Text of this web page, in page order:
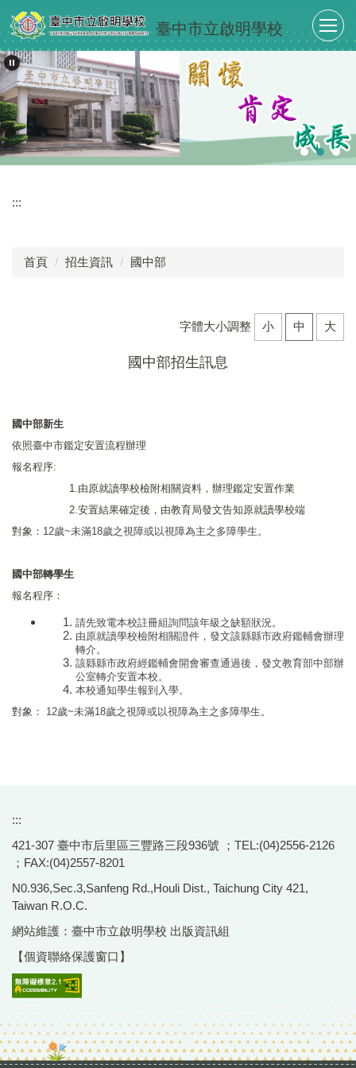
跳
到
主
要
內
容
區
臺中市立啟明學校
:::
首頁 招生資訊 國中部
字體大小調整 小 中 大
國中部招生訊息
國中部新生
依照臺中市鑑定安置流程辦理
報名程序:
1. 由原就讀學校檢附相關資料，辦理鑑定安置作業
2. 安置結果確定後，由教育局發文告知原就讀學校端
對象： 12歲~未滿18歲之視障或以視障為主之多障學生。
國中部轉學生
報名程序：
請先致電本校註冊組詢問該年級之缺額狀況。
由原就讀學校檢附相關證件，發文該縣縣市政府鑑輔會辦理
轉介。
該縣縣市政府經鑑輔會開會審查通過後，發文教育部中部辦
公室轉介安置本校。
本校通知學生報到入學。
對象： 12歲~未滿18歲之視障或以視障為主之多障學生。
:::
421-307 臺中市后里區三豐路三段936號 ；TEL:(04)2556-2126
；FAX:(04)2557-8201
N0.936,Sec.3,Sanfeng Rd.,Houli Dist., Taichung City 421,
Taiwan R.O.C.
網站維護：臺中市立啟明學校 出版資訊組
【個資聯絡保護窗口】